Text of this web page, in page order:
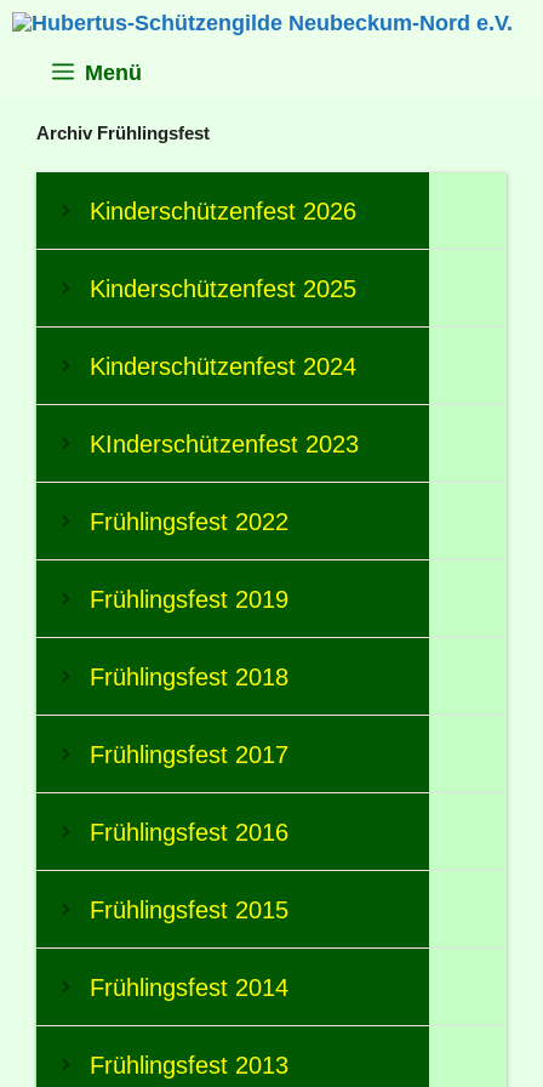
Zum
Inhalt
Menü
Archiv Frühlingsfest
Kinderschützenfest 2026
Kinderschützenfest 2025
Kinderschützenfest 2024
KInderschützenfest 2023
Frühlingsfest 2022
Frühlingsfest 2019
Frühlingsfest 2018
Frühlingsfest 2017
Frühlingsfest 2016
Frühlingsfest 2015
Frühlingsfest 2014
Frühlingsfest 2013